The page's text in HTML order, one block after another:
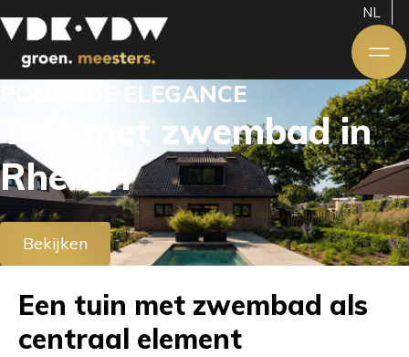
NL
POOLSIDE ELEGANCE
Tuin met zwembad in
Rhenen
Bekijken
Een tuin met zwembad als
centraal element